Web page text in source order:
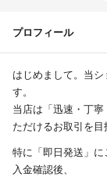
プロフィール
はじめまして。当
す。
当店は「迅速・丁
ただけるお取引を目
特に「即日発送」
入金確認後、